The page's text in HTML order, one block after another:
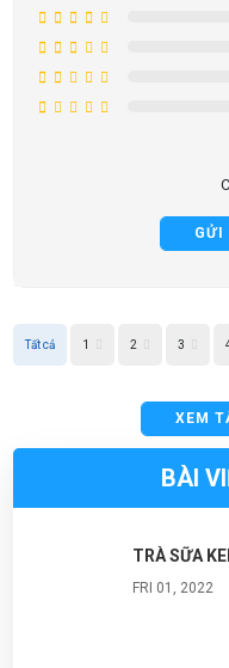
GỬI
Tất cả 1 2 3
XEM
BÀI
TRÀ SỮA
FRI 01, 2022